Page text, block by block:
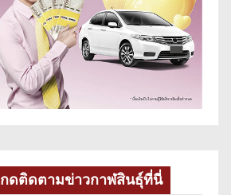
กดติดตามข่าวกาฬสินธุ์ที่นี่